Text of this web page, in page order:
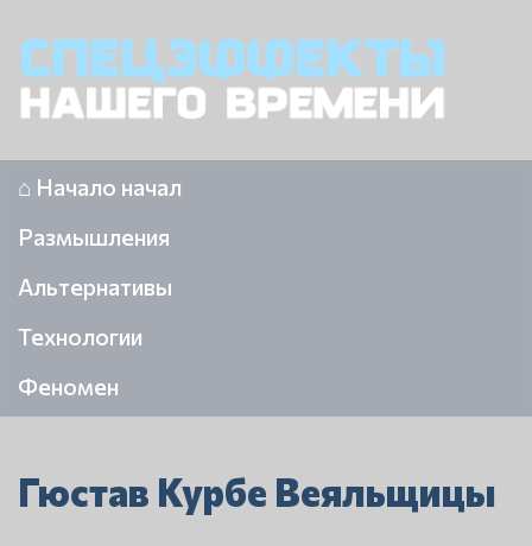
⌂ Начало начал
Размышления
Альтернативы
Технологии
Феномен
Гюстав Курбе Веяльщицы